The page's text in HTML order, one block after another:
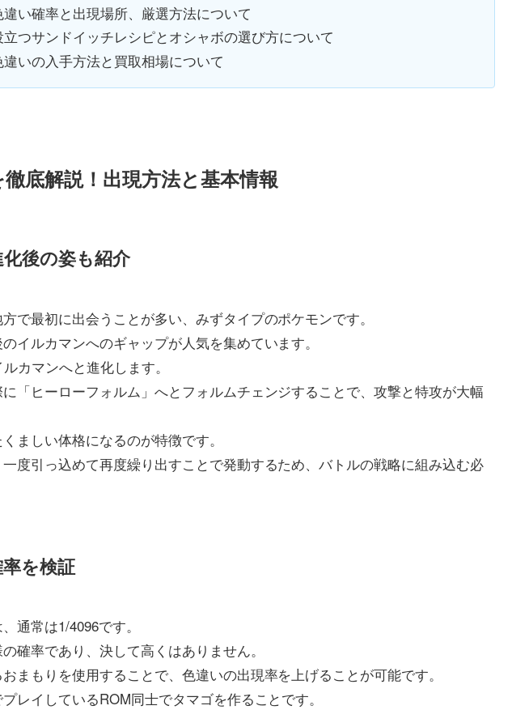
い確率と出現場所、厳選方法について
つサンドイッチレシピとオシャボの選び方について
いの入手方法と買取相場について
底解説！出現方法と基本情報
後の姿も紹介
で最初に出会うことが多い、みずタイプのポケモンです。
イルカマンへのギャップが人気を集めています。
カマンへと進化します。
「ヒーローフォルム」へとフォルムチェンジすることで、攻撃と特攻が大幅
ましい体格になるのが特徴です。
度引っ込めて再度繰り出すことで発動するため、バトルの戦略に組み込む必
を検証
通常は1/4096です。
確率であり、決して高くはありません。
まもりを使用することで、色違いの出現率を上げることが可能です。
レイしているROM同士でタマゴを作ることです。